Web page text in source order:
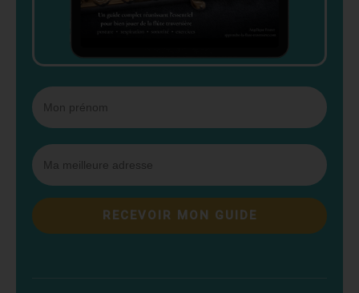
RECEVOIR MON GUIDE